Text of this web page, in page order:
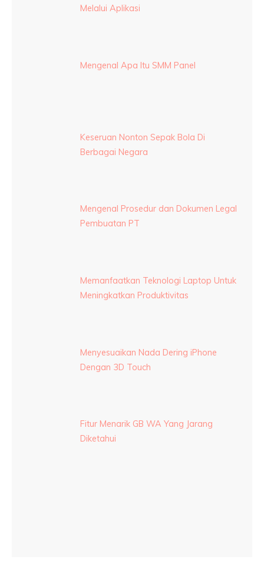
Melalui Aplikasi
Mengenal Apa Itu SMM Panel
Keseruan Nonton Sepak Bola Di
Berbagai Negara
Mengenal Prosedur dan Dokumen Legal
Pembuatan PT
Memanfaatkan Teknologi Laptop Untuk
Meningkatkan Produktivitas
Menyesuaikan Nada Dering iPhone
Dengan 3D Touch
Fitur Menarik GB WA Yang Jarang
Diketahui